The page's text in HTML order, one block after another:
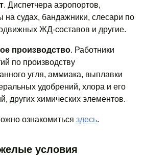
. Диспетчера аэропортов,
на судах, бандажники, слесари по
ЖД-составов и другие.
производство. Работники
по производству
угля, аммиака, выплавки
удобрений, хлора и его
других химических элементов.
ознакомиться здесь.
условия